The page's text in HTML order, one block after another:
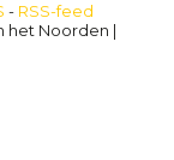
- RSS-feed
het Noorden |